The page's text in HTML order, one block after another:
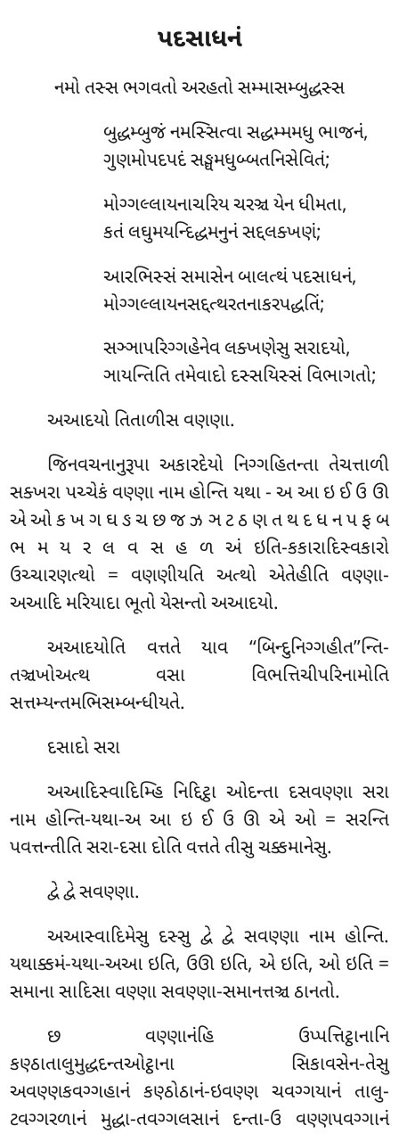
પદસાધનં
નમો તસ્સ ભગવતો અરહતો સમ્માસમ્બુદ્ધસ્સ
બુદ્ધમ્બુજં નમસ્સિત્વા સદ્ધમ્મમધુ ભાજનં,
ગુણમોપદપદં સઙ્ઘમધુબ્બતનિસેવિતં;
મોગ્ગલ્લાયનાચરિય ચરઞ્ચ યેન ધીમતા,
કતં લઘુમયન્દિદ્ધમનુનં સદ્દલક્ખણં;
આરભિસ્સં સમાસેન બાલત્થં પદસાધનં,
મોગ્ગલ્લાયનસદ્દત્થરતનાકરપદ્ધતિં;
સઞ્ઞાપરિગ્ગહેનેવ લક્ખણેસુ સરાદયો,
ઞાયન્તિતિ તમેવાદો દસ્સયિસ્સં વિભાગતો;
અઆદયો તિતાળીસ વણણા.
જિનવચનાનુરૂપા અકારદેયો નિગ્ગહિતન્તા તેચત્તાળી
સક્ખરા પચ્ચેકં વણ્ણા નામ હોન્તિ યથા - અ આ ઇ ઈ ઉ ઊ
એ ઓ ક ખ ગ ઘ ઙ ચ છ જ ઝ ઞ ટ ઠ ણ ત થ દ ધ ન પ ફ બ
ભ મ ય ર લ વ સ હ ળ અં ઇતિ-કકારાદિસ્વકારો
ઉચ્ચારણત્થો = વણણીયતિ અત્થો એતેહીતિ વણ્ણા-
અઆદિ મરિયાદા ભૂતો યેસન્તો અઆદયો.
અઆદયોતિ વત્તતે યાવ ‘‘બિન્દુનિગ્ગહીત’’ન્તિ-
તઞ્ચખોઅત્થ વસા વિભત્તિચીપરિનામોતિ
સત્તમ્યન્તમભિસમ્બન્ધીયતે.
દસાદો સરા
અઆદિસ્વાદિમ્હિ નિદ્દિટ્ઠા ઓદન્તા દસવણ્ણા સરા
નામ હોન્તિ-યથા-અ આ ઇ ઈ ઉ ઊ એ ઓ = સરન્તિ
પવત્તન્તીતિ સરા-દસા દોતિ વત્તતે તીસુ ચક્કમાનેસુ.
દ્વે દ્વે સવણ્ણા.
અઆસ્વાદિમેસુ દસ્સુ દ્વે દ્વે સવણ્ણા નામ હોન્તિ.
યથાક્કમં-યથા-અઆ ઇતિ, ઉઊ ઇતિ, એ ઇતિ, ઓ ઇતિ =
સમાના સાદિસા વણ્ણા સવણ્ણા-સમાનત્તઞ્ચ ઠાનતો.
છ વણ્ણાનંહિ ઉપ્પત્તિટ્ઠાનાનિ
કણ્ઠાતાલુમુદ્ધદન્તઓટ્ઠાના સિકાવસેન-તેસુ
અવણ્ણકવગ્ગહાનં કણ્ઠોઠાનં-ઇવણ્ણ ચવગ્ગયાનં તાલુ-
ટવગ્ગરળાનં મુદ્ધા-તવગ્ગલસાનં દન્તા-ઉ વણ્ણપવગ્ગાનં